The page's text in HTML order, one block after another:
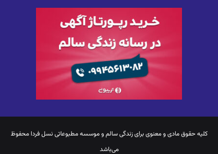
کلیه حقوق مادی و معنوی برایزندگی سالم و موسسه مطبوعاتی نسل فردا محفوظ
می‌باشد